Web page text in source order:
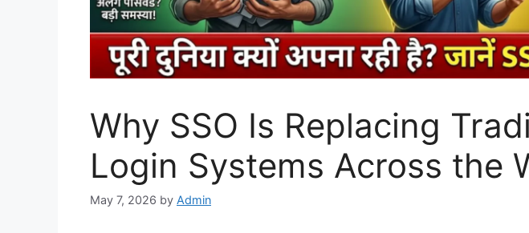
Why SSO Is Replacing
Login Systems Across the
May 7, 2026 by Admin